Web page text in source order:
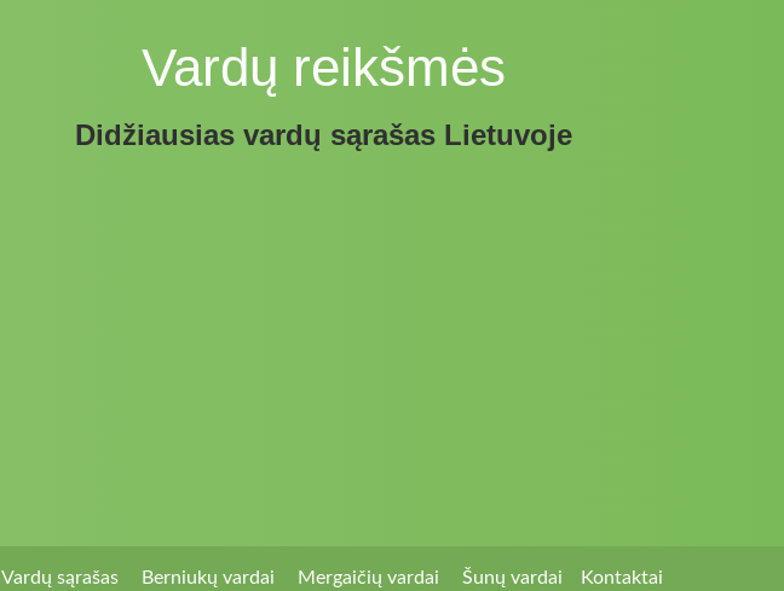
Vardų reikšmės
Didžiausias vardų sąrašas Lietuvoje
Vardų sąrašas Berniukų vardai Mergaičių vardai Šunų vardai Kontaktai